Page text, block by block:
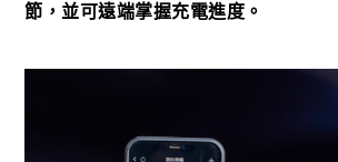
節，並可遠端掌握充電進度。